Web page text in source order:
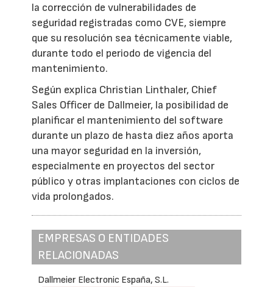
la corrección de vulnerabilidades de
seguridad registradas como CVE, siempre
que su resolución sea técnicamente viable,
durante todo el periodo de vigencia del
mantenimiento.
Según explica Christian Linthaler, Chief
Sales Officer de Dallmeier, la posibilidad de
planificar el mantenimiento del software
durante un plazo de hasta diez años aporta
una mayor seguridad en la inversión,
especialmente en proyectos del sector
público y otras implantaciones con ciclos de
vida prolongados.
EMPRESAS O ENTIDADES
RELACIONADAS
Dallmeier Electronic España, S.L.